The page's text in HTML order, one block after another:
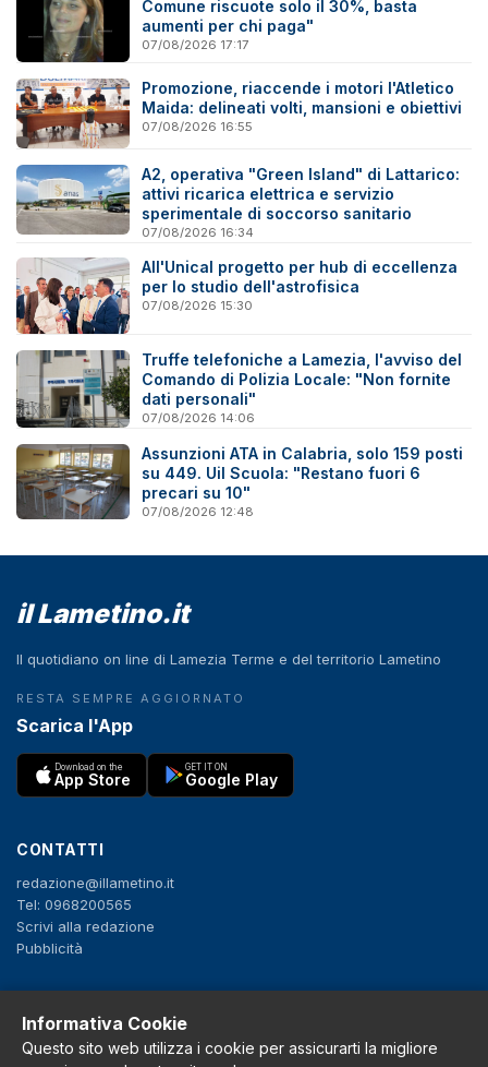
Comune riscuote solo il 30%, basta
aumenti per chi paga"
07/08/2026 17:17
Promozione, riaccende i motori l'Atletico
Maida: delineati volti, mansioni e obiettivi
07/08/2026 16:55
A2, operativa "Green Island" di Lattarico:
attivi ricarica elettrica e servizio
sperimentale di soccorso sanitario
07/08/2026 16:34
All'Unical progetto per hub di eccellenza
per lo studio dell'astrofisica
07/08/2026 15:30
Truffe telefoniche a Lamezia, l'avviso del
Comando di Polizia Locale: "Non fornite
dati personali"
07/08/2026 14:06
Assunzioni ATA in Calabria, solo 159 posti
su 449. Uil Scuola: "Restano fuori 6
precari su 10"
07/08/2026 12:48
il Lametino.it
Il quotidiano on line di Lamezia Terme e del territorio Lametino
RESTA SEMPRE AGGIORNATO
Scarica l'App
Download on the
App Store
GET IT ON
Google Play
CONTATTI
redazione@illametino.it
Tel: 0968200565
Scrivi alla redazione
Pubblicità
f X IG YT
Informativa Cookie
Questo sito web utilizza i cookie per assicurarti la migliore